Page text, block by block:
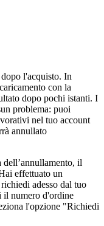
l'acquisto. In
con la
dopo pochi istanti. I
problema: puoi
nel tuo account
annullato
dell’annullamento, il
effettuato un
adesso dal tuo
il numero d'ordine
l'opzione "Richiedi